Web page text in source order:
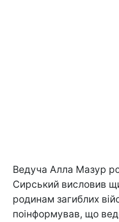
Ведуча Алла Мазур
Сирський висловив
родинам загиблих
поінформував, що